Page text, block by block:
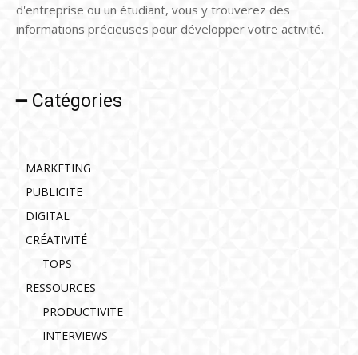
d'entreprise ou un étudiant, vous y trouverez des
informations précieuses pour développer votre activité.
━ Catégories
MARKETING
PUBLICITE
DIGITAL
CRÉATIVITÉ
TOPS
RESSOURCES
PRODUCTIVITE
INTERVIEWS